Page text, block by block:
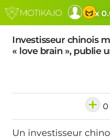
x
Investisseur chinois
« love brain », publie
0
Un investisseur